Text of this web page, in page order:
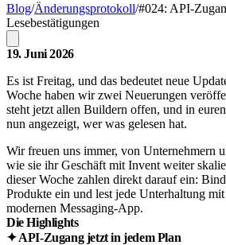
Blog/Änderungsprotokoll/#024: API-
Lesebestätigungen
19. Juni 2026
Es ist Freitag, und das bedeutet neue
Woche haben wir zwei Neuerungen
steht jetzt allen Buildern offen, und in
nun angezeigt, wer was gelesen hat.
Wir freuen uns immer, von Unternehmern
wie sie ihr Geschäft mit Invent weiter
dieser Woche zahlen direkt darauf ein:
Produkte ein und lest jede Unterhaltung
modernen Messaging-App.
Die Highlights
✦ API-Zugang jetzt in jedem Plan